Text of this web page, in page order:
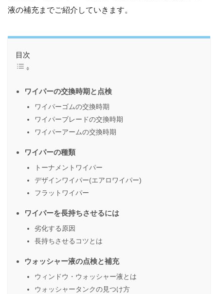
液の補充までご紹介していきます。
目次
ワイパーの交換時期と点検
ワイパーゴムの交換時期
ワイパーブレードの交換時期
ワイパーアームの交換時期
ワイパーの種類
トーナメントワイパー
デザインワイパー(エアロワイパー)
フラットワイパー
ワイパーを長持ちさせるには
劣化する原因
長持ちさせるコツとは
ウォッシャー液の点検と補充
ウィンドウ・ウォッシャー液とは
ウォッシャータンクの見つけ方